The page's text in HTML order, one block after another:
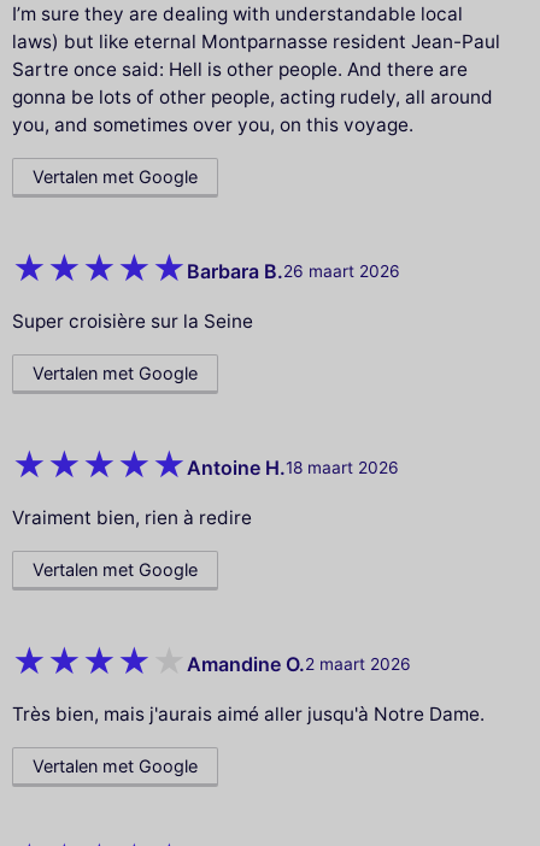
I’m sure they are dealing with understandable local
laws) but like eternal Montparnasse resident Jean-Paul
Sartre once said: Hell is other people. And there are
gonna be lots of other people, acting rudely, all around
you, and sometimes over you, on this voyage.
Vertalen met Google
Barbara B.26 maart 2026
Super croisière sur la Seine
Vertalen met Google
Antoine H.18 maart 2026
Vraiment bien, rien à redire
Vertalen met Google
Amandine O.2 maart 2026
Très bien, mais j'aurais aimé aller jusqu'à Notre Dame.
Vertalen met Google